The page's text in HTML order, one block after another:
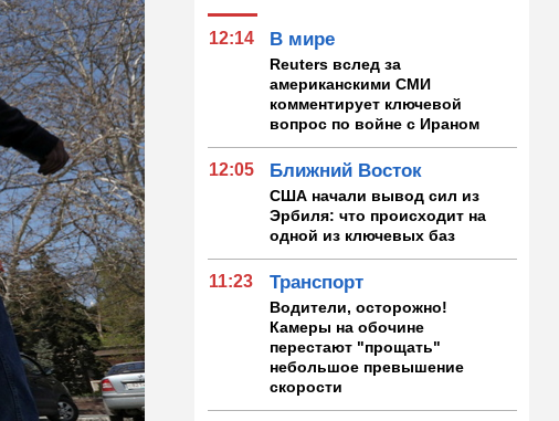
12:14 В мире
Reuters вслед за
американскими СМИ
комментирует ключевой
вопрос по войне с Ираном
12:05 Ближний Восток
США начали вывод сил из
Эрбиля: что происходит на
одной из ключевых баз
11:23 Транспорт
Водители, осторожно!
Камеры на обочине
перестают "прощать"
небольшое превышение
скорости